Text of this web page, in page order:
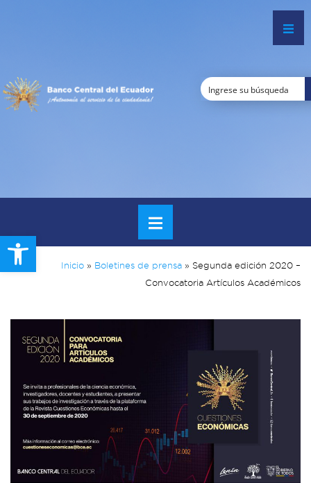
Open toolbar
Inicio » Boletines de prensa » Segunda edición 2020 –
Convocatoria Artículos Académicos